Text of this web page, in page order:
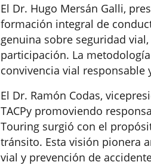
El Dr. Hugo Mersán Galli,
formación integral de
genuina sobre seguridad
participación. La
convivencia vial responsable
El Dr. Ramón Codas,
TACPy promoviendo
Touring surgió con el
tránsito. Esta visión pionera
vial y prevención de